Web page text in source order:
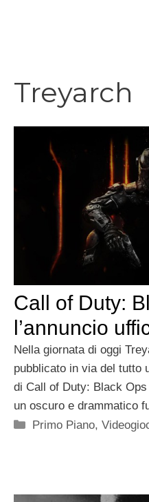
Treyarch
Call of Duty:
l’annuncio
Nella giornata di oggi
pubblicato in via del tutto
di Call of Duty: Black
un oscuro e drammatico
Categorie
Primo Piano,